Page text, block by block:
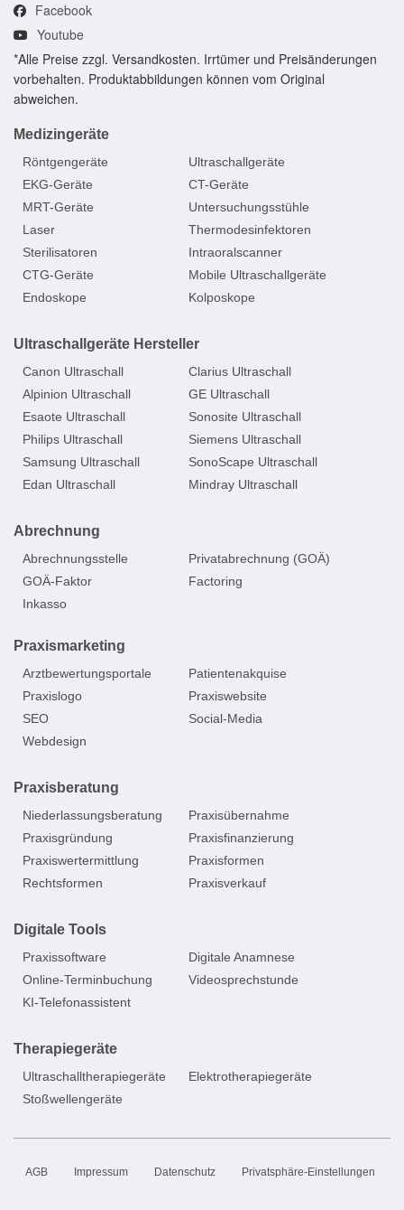
Facebook
Youtube
*Alle Preise zzgl. Versandkosten. Irrtümer und Preisänderungen
vorbehalten. Produktabbildungen können vom Original
abweichen.
Medizingeräte
Röntgengeräte
Ultraschallgeräte
EKG-Geräte
CT-Geräte
MRT-Geräte
Untersuchungsstühle
Laser
Thermodesinfektoren
Sterilisatoren
Intraoralscanner
CTG-Geräte
Mobile Ultraschallgeräte
Endoskope
Kolposkope
Ultraschallgeräte Hersteller
Canon Ultraschall
Clarius Ultraschall
Alpinion Ultraschall
GE Ultraschall
Esaote Ultraschall
Sonosite Ultraschall
Philips Ultraschall
Siemens Ultraschall
Samsung Ultraschall
SonoScape Ultraschall
Edan Ultraschall
Mindray Ultraschall
Abrechnung
Abrechnungsstelle
Privatabrechnung (GOÄ)
GOÄ-Faktor
Factoring
Inkasso
Praxismarketing
Arztbewertungsportale
Patientenakquise
Praxislogo
Praxiswebsite
SEO
Social-Media
Webdesign
Praxisberatung
Niederlassungsberatung
Praxisübernahme
Praxisgründung
Praxisfinanzierung
Praxiswertermittlung
Praxisformen
Rechtsformen
Praxisverkauf
Digitale Tools
Praxissoftware
Digitale Anamnese
Online-Terminbuchung
Videosprechstunde
KI-Telefonassistent
Therapiegeräte
Ultraschalltherapiegeräte
Elektrotherapiegeräte
Stoßwellengeräte
AGB Impressum Datenschutz Privatsphäre-Einstellungen